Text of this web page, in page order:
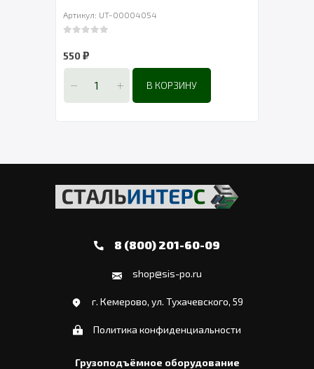
Артикул: UT-00004054
550₽
В КОРЗИНУ
8 (800) 201-60-09
shop@sis-po.ru
г. Кемерово, ул. Тухачевского, 59
Политика конфиденциальности
Грузоподъёмное оборудование